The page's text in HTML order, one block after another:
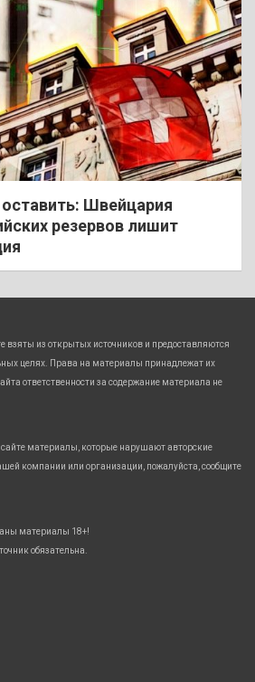
Швейцария
резервов лишит
взяты из открытых источников и предоставляются
целях. Права на материалы принадлежат их
ответственности за содержание материала не
материалы, которые нарушают авторские
компании или организации, пожалуйста, сообщите
материалы 18+!
обязательна.